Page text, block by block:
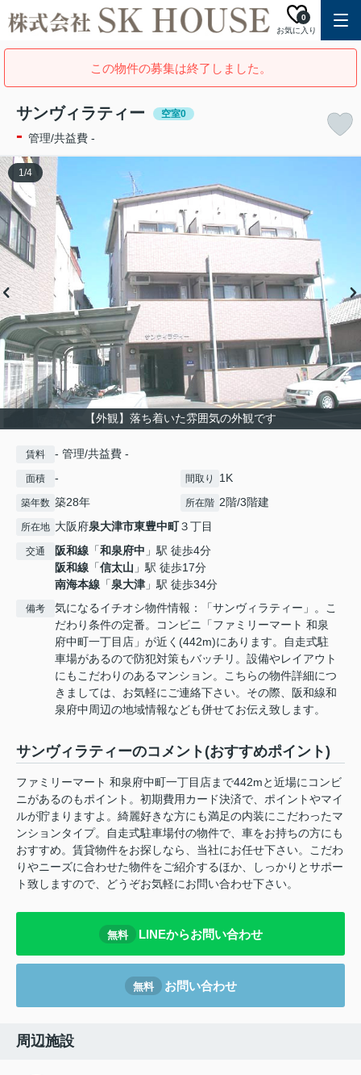
お気に入り
0
この物件の募集は終了しました。
サンヴィラティー 空室0
- 管理/共益費 -
【外観】落ち着いた雰囲気の外観です
1/4
賃料 - 管理/共益費 -
面積 - 間取り 1K
築年数 築28年 所在階 2階/3階建
所在地 大阪府泉大津市東豊中町３丁目
交通 阪和線 「和泉府中 」駅 徒歩4分
阪和線 「信太山 」駅 徒歩17分
南海本線 「泉大津 」駅 徒歩34分
備考
気になるイチオシ物件情報：「サンヴィラティー」。こ
だわり条件の定番。コンビニ「ファミリーマート 和泉
府中町一丁目店」が近く(442m)にあります。自走式駐
車場があるので防犯対策もバッチリ。設備やレイアウト
にもこだわりのあるマンション。こちらの物件詳細につ
きましては、お気軽にご連絡下さい。その際、阪和線和
泉府中周辺の地域情報なども併せてお伝え致します。
サンヴィラティーのコメント(おすすめポイント)
ファミリーマート 和泉府中町一丁目店まで442mと近場にコンビ
ニがあるのもポイント。初期費用カード決済で、ポイントやマイ
ルが貯まりますよ。綺麗好きな方にも満足の内装にこだわったマ
ンションタイプ。自走式駐車場付の物件で、車をお持ちの方にも
おすすめ。賃貸物件をお探しなら、当社にお任せ下さい。こだわ
りやニーズに合わせた物件をご紹介するほか、しっかりとサポー
ト致しますので、どうぞお気軽にお問い合わせ下さい。
無料 LINEからお問い合わせ
無料 お問い合わせ
周辺施設